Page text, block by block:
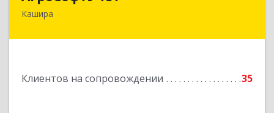
Кашира
Клиентов на сопровождении 35
142932, Московская обл, г.о.Кашира, Каменка д,